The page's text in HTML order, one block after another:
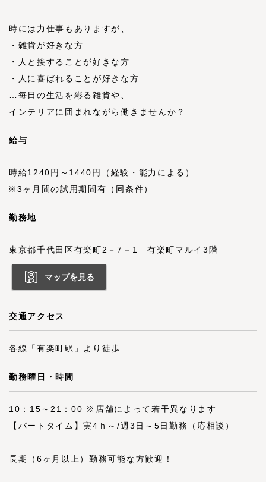
時には力仕事もありますが、
・雑貨が好きな方
・人と接することが好きな方
・人に喜ばれることが好きな方
…毎日の生活を彩る雑貨や、
インテリアに囲まれながら働きませんか？
給与
時給1240円～1440円（経験・能力による）
※3ヶ月間の試用期間有（同条件）
勤務地
東京都千代田区有楽町2－7－1 有楽町マルイ3階
マップを見る
交通アクセス
各線「有楽町駅」より徒歩
勤務曜日・時間
10：15～21：00 ※店舗によって若干異なります
【パートタイム】実4ｈ～/週3日～5日勤務（応相談）
長期（6ヶ月以上）勤務可能な方歓迎！